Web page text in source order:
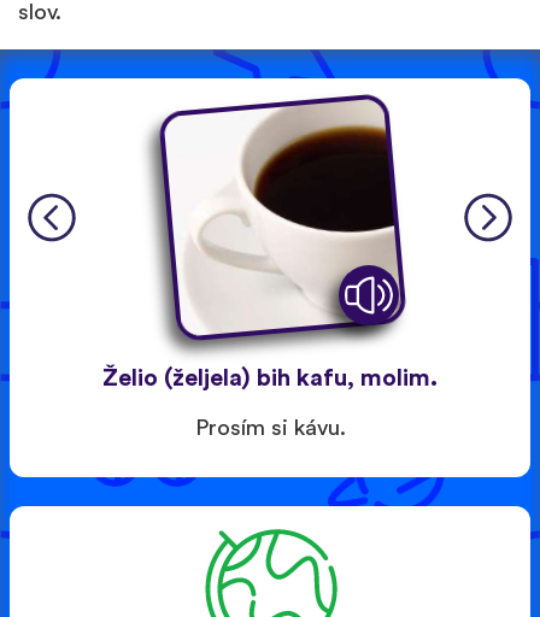
slov.
Želio (željela) bih kafu, molim.
Prosím si kávu.